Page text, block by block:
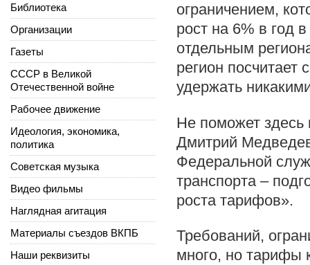
ограничением,
рост на 6% в год
отдельным
регион
удержать
Не поможет здесь
Дмитрий
Федеральной
транспорта –
роста тарифов».
Требований,
много, но тарифы
Библиотека
Организации
Газеты
СССР в Великой
Отечественной войне
Рабочее движение
Идеология, экономика,
политика
Советская музыка
Видео фильмы
Наглядная агитация
Материалы съездов ВКПБ
Наши реквизиты